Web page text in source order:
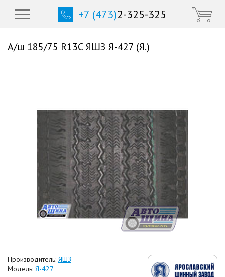
+7 (473)2-325-325
А/ш 185/75 R13C ЯШЗ Я-427 (Я.)
Производитель: ЯШЗ
Модель: Я-427